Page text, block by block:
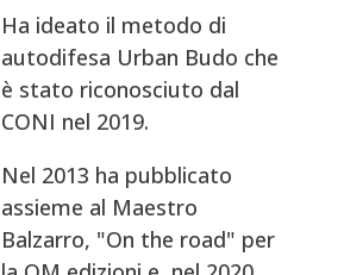
Ha ideato il metodo di
autodifesa Urban Budo che
è stato riconosciuto dal
CONI nel 2019.
Nel 2013 ha pubblicato
assieme al Maestro
Balzarro, "On the road" per